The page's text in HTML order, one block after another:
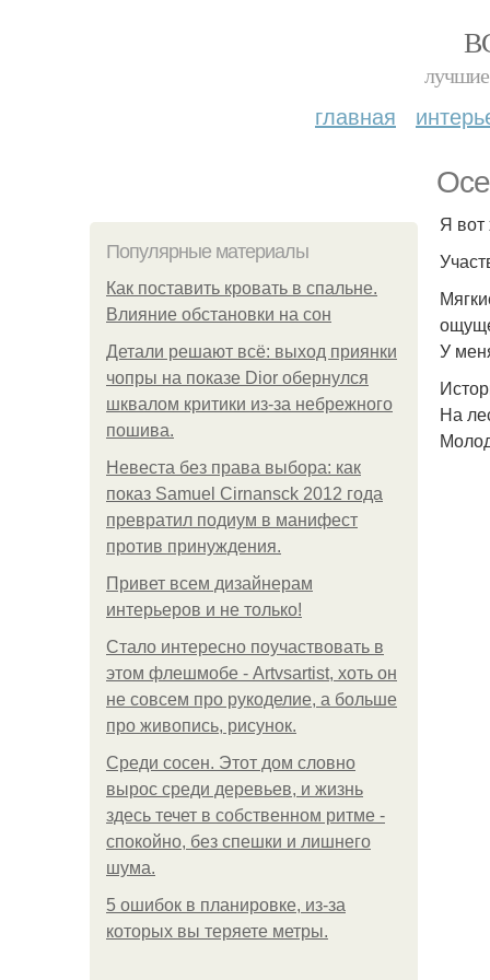
лучшие
главная
Популярные материалы
Как поставить кровать в спальне.
Влияние обстановки на сон
Детали решают всё: выход приянки
чопры на показе Dior обернулся
шквалом критики из-за небрежного
пошива.
Невеста без права выбора: как
показ Samuel Cirnansck 2012 года
превратил подиум в манифест
против принуждения.
Привет всем дизайнерам
интерьеров и не только!
Стало интересно поучаствовать в
этом флешмобе - Artvsartist, хоть он
не совсем про рукоделие, а больше
про живопись, рисунок.
Среди сосен. Этот дом словно
вырос среди деревьев, и жизнь
здесь течет в собственном ритме -
спокойно, без спешки и лишнего
шума.
5 ошибок в планировке, из-за
которых вы теряете метры.
Я вот
У
На